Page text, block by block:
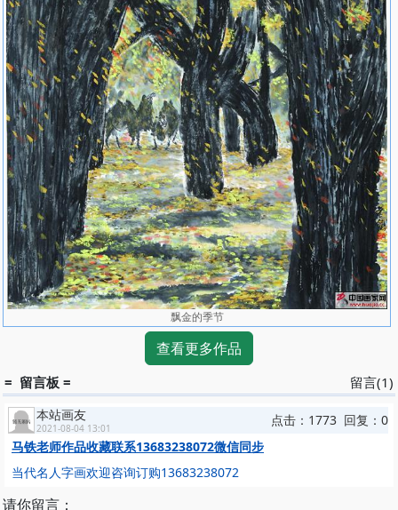
飘金的季节
查看更多作品
留言(1)
= 留言板 =
本站画友
2021-08-04 13:01
点击：1773 回复：0
马铁老师作品收藏联系13683238072微信同步
当代名人字画欢迎咨询订购13683238072
请你留言：